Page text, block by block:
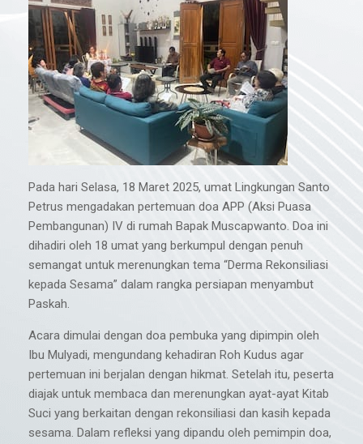
Pada hari Selasa, 18 Maret 2025, umat Lingkungan Santo
Petrus mengadakan pertemuan doa APP (Aksi Puasa
Pembangunan) IV di rumah Bapak Muscapwanto. Doa ini
dihadiri oleh 18 umat yang berkumpul dengan penuh
semangat untuk merenungkan tema “Derma Rekonsiliasi
kepada Sesama” dalam rangka persiapan menyambut
Paskah.
Acara dimulai dengan doa pembuka yang dipimpin oleh
Ibu Mulyadi, mengundang kehadiran Roh Kudus agar
pertemuan ini berjalan dengan hikmat. Setelah itu, peserta
diajak untuk membaca dan merenungkan ayat-ayat Kitab
Suci yang berkaitan dengan rekonsiliasi dan kasih kepada
sesama. Dalam refleksi yang dipandu oleh pemimpin doa,